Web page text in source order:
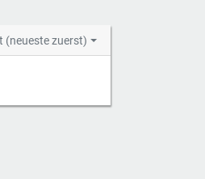
(neueste zuerst)